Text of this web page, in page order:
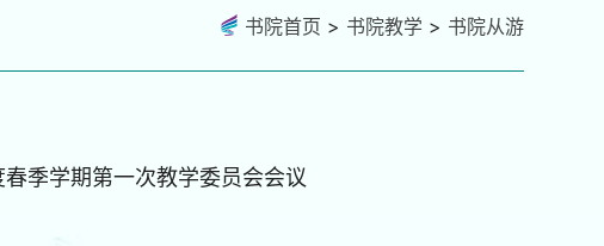
书院首页 > 书院教学 > 书院从游
季学期第一次教学委员会会议